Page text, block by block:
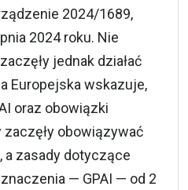
2024/1689,
2024 roku. Nie
jednak działać
Europejska wskazuje,
oraz obowiązki
obowiązywać
a zasady dotyczące
— GPAI — od 2